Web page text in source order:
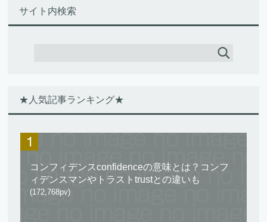
サイト内検索
★人気記事ランキング★
コンフィデンスconfidenceの意味とは？コンフ
ィデンスマンやトラストtrustとの違いも
(172,768pv)